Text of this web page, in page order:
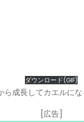
ダウンロード(GIF)
ら成長してカエルに
[広告]